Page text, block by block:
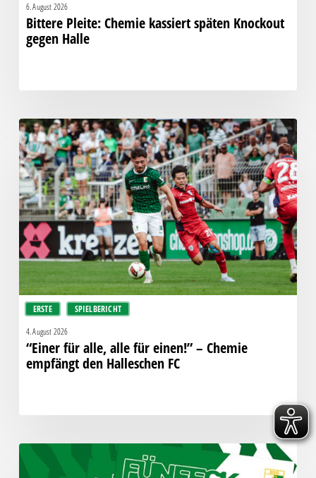
6. August 2026
Bittere Pleite: Chemie kassiert späten Knockout
gegen Halle
ERSTE SPIELBERICHT
“Einer
für
alle,
alle
für
einen!”
–
Chemie
empfängt
den
Halleschen
FC
4. August 2026
“Einer für alle, alle für einen!” – Chemie
empfängt den Halleschen FC
Fünfeck
Nr.